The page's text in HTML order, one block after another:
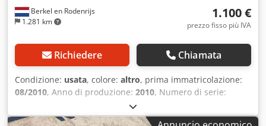
Berkel en Rodenrijs
1.281 km
1.100 €
prezzo fisso più IVA
Richiedere Chiamata
Condizione: usata, colore: altro, prima immatricolazione:
08/2010, Anno di produzione: 2010, Numero di serie:
27.59.616.481 Disponiamo di oltre 100 assali in magazzino.
Cedpfx Aszr Abxsdysrf Non esitate a contattarci qualora